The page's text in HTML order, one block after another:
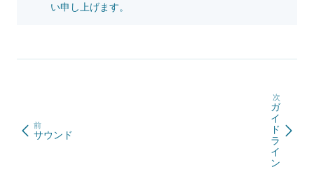
い申し上げます。
前
サウンド
次
ガ
イ
ド
ラ
イ
ン